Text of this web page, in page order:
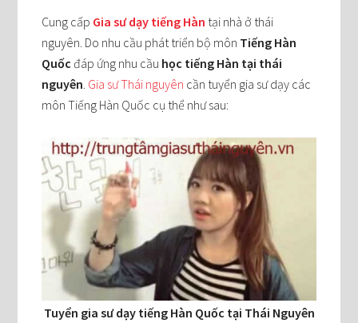
Cung cấp Gia sư dạy tiếng Hàn tại nhà ở thái
nguyên. Do nhu cầu phát triển bộ môn Tiếng Hàn
Quốc đáp ứng nhu cầu học tiếng Hàn tại thái
nguyên. Gia sư Thái nguyên cần tuyển gia sư dạy các
môn Tiếng Hàn Quốc cụ thể như sau:
Tuyển gia sư dạy tiếng Hàn Quốc tại Thái Nguyên